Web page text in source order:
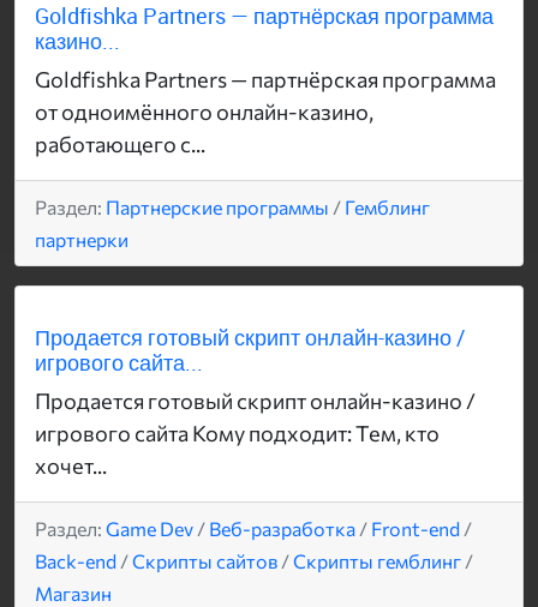
Goldfishka Partners — партнёрская программа
казино...
Goldfishka Partners — партнёрская программа
от одноимённого онлайн-казино,
работающего с...
Раздел: Партнерские программы / Гемблинг
партнерки
Продается готовый скрипт онлайн-казино /
игрового сайта...
Продается готовый скрипт онлайн-казино /
игрового сайта Кому подходит: Тем, кто
хочет...
Раздел: Game Dev / Веб-разработка / Front-end /
Back-end /Скрипты сайтов /Скрипты гемблинг /
Магазин